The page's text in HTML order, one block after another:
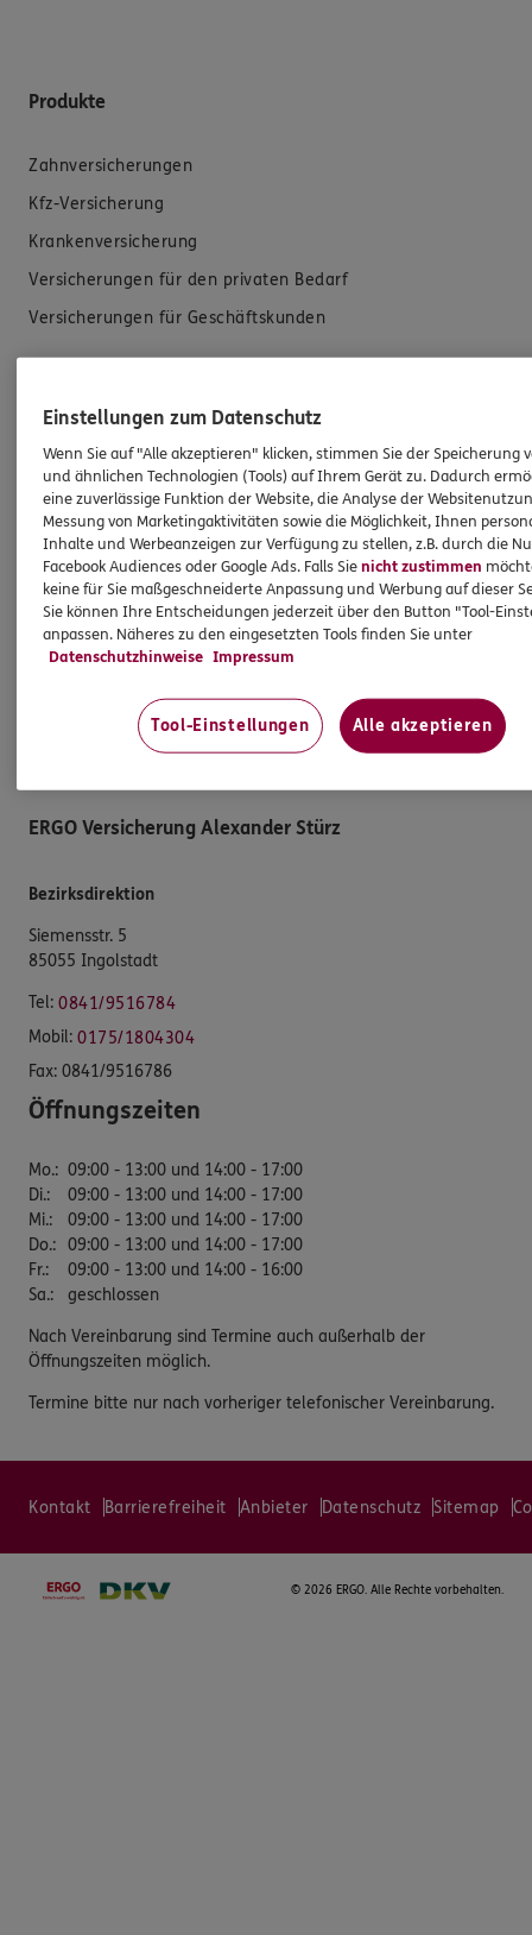
Produkte
Zahnversicherungen
Kfz-Versicherung
Krankenversicherung
Versicherungen für den privaten Bedarf
Versicherungen für Geschäftskunden
Schaden melden
Erstkontaktinformationen
EU-Offenlegungsvereinbarung
Datenverarbeitung
Das könnte Sie auch interessieren
Unsere Agentur
ERGO Versicherung Alexander Stürz
Bezirksdirektion
Siemensstr. 5
85055 Ingolstadt
Tel: 0841/9516784
Mobil: 0175/1804304
Fax: 0841/9516786
Öffnungszeiten
Mo.: 09:00 - 13:00 und 14:00 - 17:00
Di.:
09:00 - 13:00 und 14:00 - 17:00
Mi.:
09:00 - 13:00 und 14:00 - 17:00
Do.: 09:00 - 13:00 und 14:00 - 17:00
Fr.:
09:00 - 13:00 und 14:00 - 16:00
Sa.: geschlossen
Nach Vereinbarung sind Termine auch außerhalb der
Öffnungszeiten möglich.
Termine bitte nur nach vorheriger telefonischer Vereinbarung.
Kontakt Barrierefreiheit Anbieter Datenschutz Sitemap
© 2026 ERGO. Alle Rechte vorbehalten.
Einstellungen zum Datenschutz
Wenn Sie auf "Alle akzeptieren" klicken, stimmen Sie der Speicherung
und ähnlichen Technologien (Tools) auf Ihrem Gerät zu. Dadurch
eine zuverlässige Funktion der Website, die Analyse der
Messung von Marketingaktivitäten sowie die Möglichkeit, Ihnen
Inhalte und Werbeanzeigen zur Verfügung zu stellen, z.B. durch die
Facebook Audiences oder Google Ads. Falls Sienicht zustimmen
keine für Sie maßgeschneiderte Anpassung und Werbung auf dieser
Sie können Ihre Entscheidungen jederzeit über den Button "Tool-
anpassen. Näheres zu den eingesetzten Tools finden Sie unter
Datenschutzhinweise Impressum
Tool-Einstellungen Alle akzeptieren